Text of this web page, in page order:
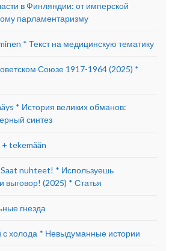
в Финляндии: от имперской
парламентаризму
* Текст на медицинскую тематику
Союзе 1917-1964 (2025) *
* История великих обманов:
синтез
+ tekemään
nuhteet! * Используешь
выговор! (2025) * Статья
гнезда
холода * Невыдуманные истории